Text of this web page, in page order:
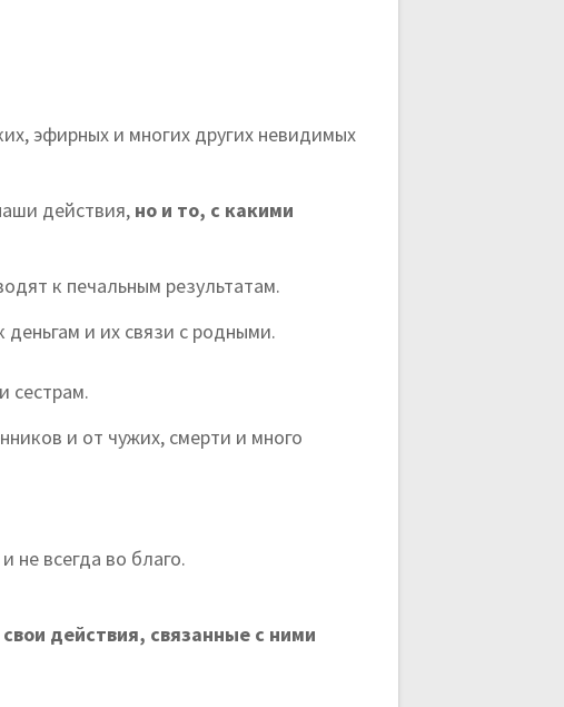
эфирных и многих других невидимых
действия, но и то, с какими
к печальным результатам.
и их связи с родными.
сестрам.
и от чужих, смерти и много
всегда во благо.
действия, связанные с ними